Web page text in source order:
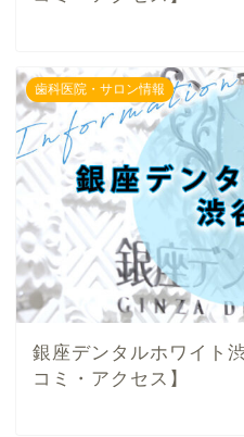
歯科医院・サロン情報
銀座デンタルホワイト
コミ・アクセス】